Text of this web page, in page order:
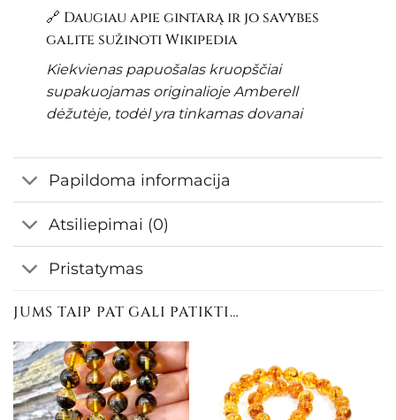
🔗 Daugiau apie gintarą ir jo savybes
galite sužinotiWikipedia
Kiekvienas papuošalas kruopščiai
supakuojamas originalioje Amberell
dėžutėje, todėl yra tinkamas dovanai
Papildoma informacija
Atsiliepimai (0)
Pristatymas
JUMS TAIP PAT GALI PATIKTI…